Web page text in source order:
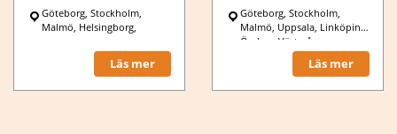
Göteborg, Stockholm,
Malmö, Helsingborg,
Läs mer
Göteborg, Stockholm,
Malmö, Uppsala, Linköping,
Örebro, Västerås,
Helsingborg, Gävle, Växjö,
Läs mer